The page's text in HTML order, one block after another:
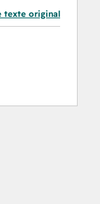
texte original